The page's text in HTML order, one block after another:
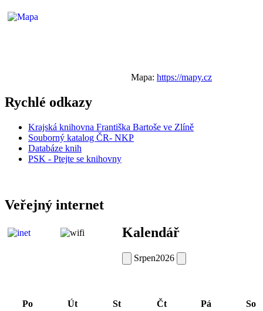
Mapa: https://mapy.cz
Rychlé odkazy
Krajská knihovna Františka Bartoše ve Zlíně
Souborný katalog ČR- NKP
Databáze knih
PSK - Ptejte se knihovny
Veřejný internet
Kalendář
Srpen2026
Po Út St Čt Pá
So